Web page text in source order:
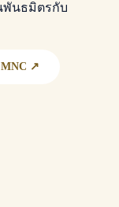
พันธมิตรกับ
↗